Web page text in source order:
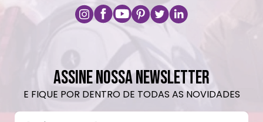
Não vai ao micro-ondas.
Não utilizar produtos químicos e abrasivos.
ASSINE NOSSA NEWSLETTER
E FIQUE POR DENTRO DE TODAS AS NOVIDADES